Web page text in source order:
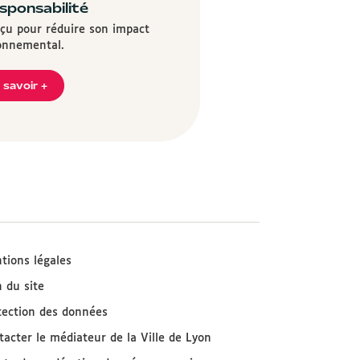
pour réduire son impact
savoir +
légales
du site
des données
le médiateur de la Ville de Lyon